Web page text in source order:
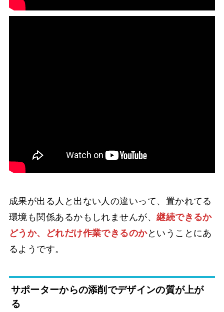
成果が出る人と出ない人の違いって、置かれてる
環境も関係あるかもしれませんが、継続できるか
どうか、どれだけ作業できるのかということにあ
るようです。
サポーターからの添削でデザインの質が上が
る